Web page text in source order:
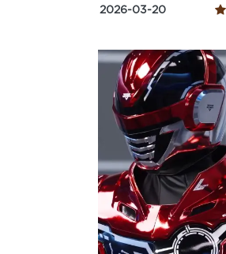
2026-03-20